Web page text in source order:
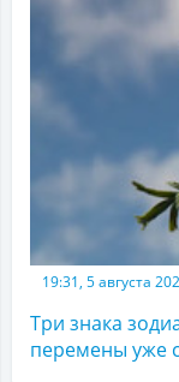
19:31, 5 августа
Три знака
перемены уже с